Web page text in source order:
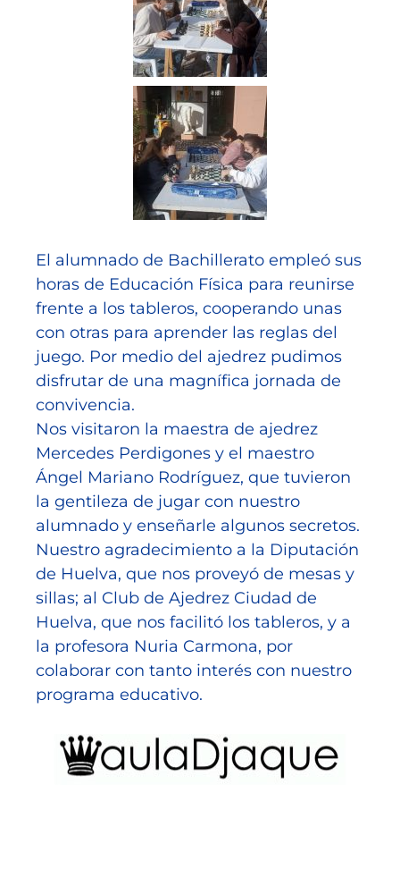
El alumnado de Bachillerato empleó sus
horas de Educación Física para reunirse
frente a los tableros, cooperando unas
con otras para aprender las reglas del
juego. Por medio del ajedrez pudimos
disfrutar de una magnífica jornada de
convivencia.
Nos visitaron la maestra de ajedrez
Mercedes Perdigones y el maestro
Ángel Mariano Rodríguez, que tuvieron
la gentileza de jugar con nuestro
alumnado y enseñarle algunos secretos.
Nuestro agradecimiento a la Diputación
de Huelva, que nos proveyó de mesas y
sillas; al Club de Ajedrez Ciudad de
Huelva, que nos facilitó los tableros, y a
la profesora Nuria Carmona, por
colaborar con tanto interés con nuestro
programa educativo.